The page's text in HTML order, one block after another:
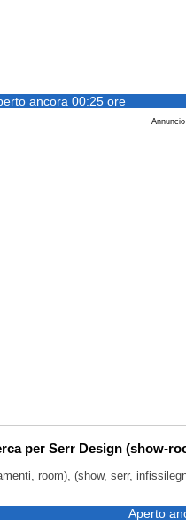
ancora 00:25 ore
Annuncio
per Serr Design (show-
room), (show, serr,
Aperto